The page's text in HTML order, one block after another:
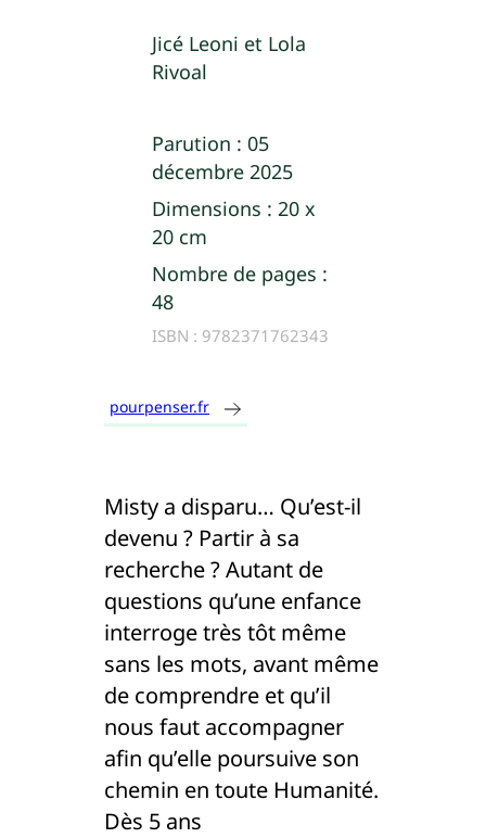
Jicé Leoni et Lola
Rivoal
Parution : 05
décembre 2025
Dimensions : 20 x
20 cm
Nombre de pages :
48
ISBN : 9782371762343
pourpenser.fr
Misty a disparu… Qu’est-il
devenu ? Partir à sa
recherche ? Autant de
questions qu’une enfance
interroge très tôt même
sans les mots, avant même
de comprendre et qu’il
nous faut accompagner
afin qu’elle poursuive son
chemin en toute Humanité.
Dès 5 ans